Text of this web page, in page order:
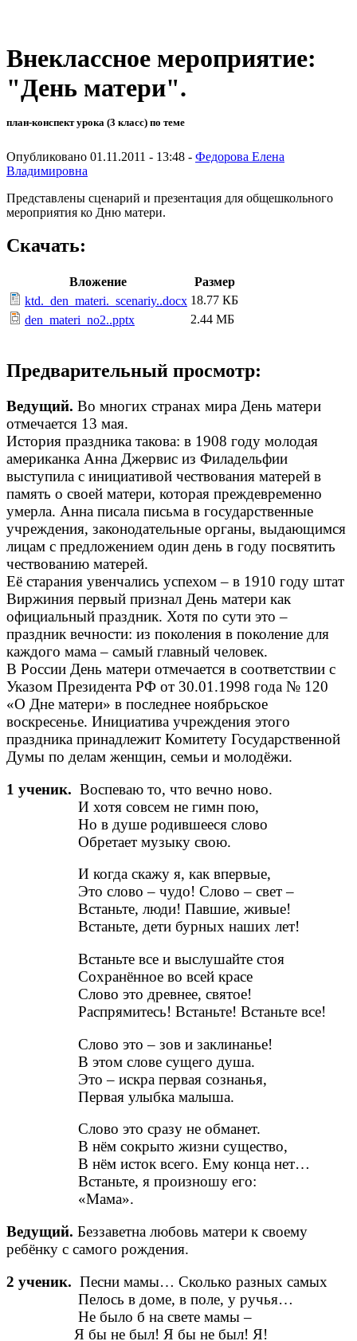
Внеклассное мероприятие:
"День матери".
план-конспект урока (3 класс) по теме
Опубликовано 01.11.2011 - 13:48 - Федорова Елена
Владимировна
Представлены сценарий и презентация для общешкольного
мероприятия ко Дню матери.
Скачать:
Вложение
Размер
ktd._den_materi._scenariy..docx 18.77 КБ
den_materi_no2..pptx
2.44 МБ
Предварительный просмотр:
Ведущий. Во многих странах мира День матери
отмечается 13 мая.
История праздника такова: в 1908 году молодая
американка Анна Джервис из Филадельфии
выступила с инициативой чествования матерей в
память о своей матери, которая преждевременно
умерла. Анна писала письма в государственные
учреждения, законодательные органы, выдающимся
лицам с предложением один день в году посвятить
чествованию матерей.
Её старания увенчались успехом – в 1910 году штат
Виржиния первый признал День матери как
официальный праздник. Хотя по сути это –
праздник вечности: из поколения в поколение для
каждого мама – самый главный человек.
В России День матери отмечается в соответствии с
Указом Президента РФ от 30.01.1998 года № 120
«О Дне матери» в последнее ноябрьское
воскресенье. Инициатива учреждения этого
праздника принадлежит Комитету Государственной
Думы по делам женщин, семьи и молодёжи.
1 ученик. Воспеваю то, что вечно ново.
И хотя совсем не гимн пою,
Но в душе родившееся слово
Обретает музыку свою.
И когда скажу я, как впервые,
Это слово – чудо! Слово – свет –
Встаньте, люди! Павшие, живые!
Встаньте, дети бурных наших лет!
Встаньте все и выслушайте стоя
Сохранённое во всей красе
Слово это древнее, святое!
Распрямитесь! Встаньте! Встаньте все!
Слово это – зов и заклинанье!
В этом слове сущего душа.
Это – искра первая сознанья,
Первая улыбка малыша.
Слово это сразу не обманет.
В нём сокрыто жизни существо,
В нём исток всего. Ему конца нет…
Встаньте, я произношу его:
«Мама».
Ведущий. Беззаветна любовь матери к своему
ребёнку с самого рождения.
2 ученик. Песни мамы… Сколько разных самых
Пелось в доме, в поле, у ручья…
Не было б на свете мамы –
Я бы не был! Я бы не был! Я!